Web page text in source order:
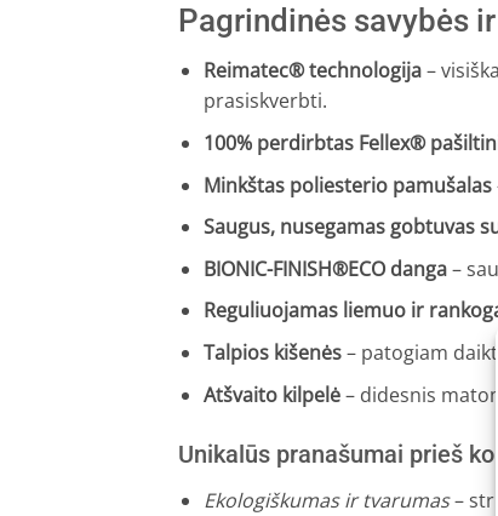
Pagrindinės savybės
Reimatec® technologija–
prasiskverbti.
100% perdirbtas Fellex®
Minkštas poliesterio pamušalas
Saugus, nusegamas gobtuvas
BIONIC-FINISH®ECO danga–
Reguliuojamas liemuo ir
Talpios kišenės– patogiam
Atšvaito kilpelė– didesnis
Unikalūs pranašumai prieš
Ekologiškumas ir tvarumas–